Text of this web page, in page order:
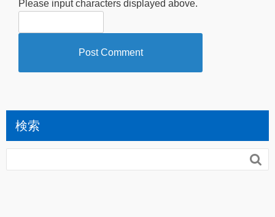
Please input characters displayed above.
検索
